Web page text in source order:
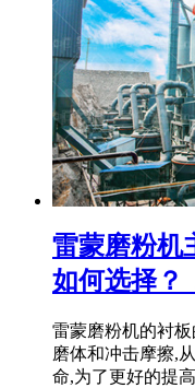
雷蒙磨粉机
如何选择？
雷蒙磨粉机的衬
磨体和冲击摩擦,
命,为了更好的提